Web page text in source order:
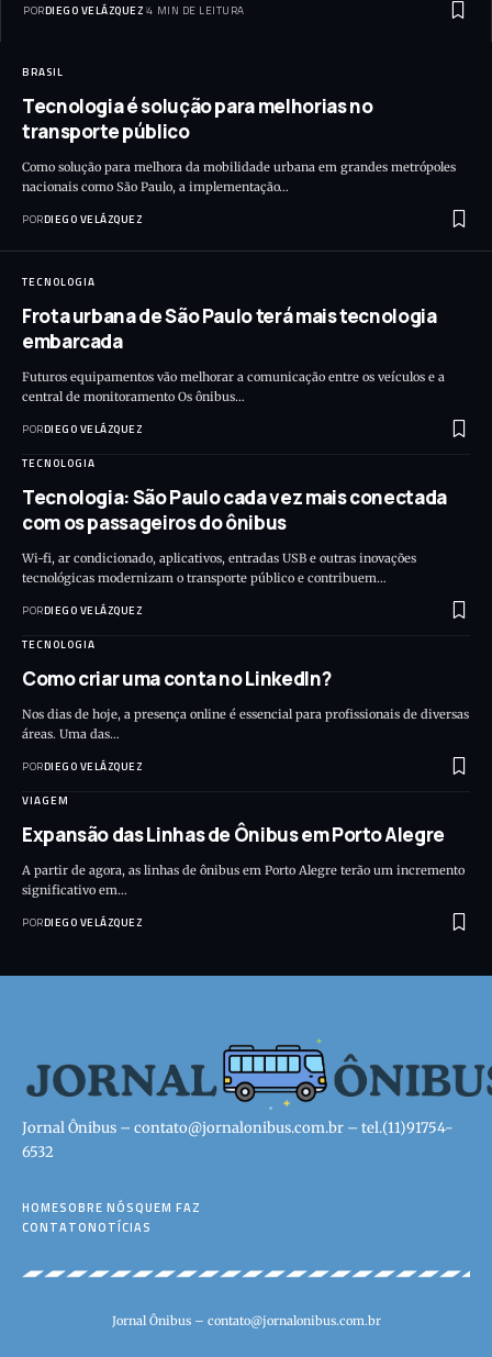
PORDIEGO VELÁZQUEZ 4 MIN DE LEITURA
BRASIL
Tecnologia é solução para melhorias no
transporte público
Como solução para melhora da mobilidade urbana em grandes metrópoles
nacionais como São Paulo, a implementação…
PORDIEGO VELÁZQUEZ
TECNOLOGIA
Frota urbana de São Paulo terá mais tecnologia
embarcada
Futuros equipamentos vão melhorar a comunicação entre os veículos e a
central de monitoramento Os ônibus…
PORDIEGO VELÁZQUEZ
TECNOLOGIA
Tecnologia: São Paulo cada vez mais conectada
com os passageiros do ônibus
Wi-fi, ar condicionado, aplicativos, entradas USB e outras inovações
tecnológicas modernizam o transporte público e contribuem…
PORDIEGO VELÁZQUEZ
TECNOLOGIA
Como criar uma conta no LinkedIn?
Nos dias de hoje, a presença online é essencial para profissionais de diversas
áreas. Uma das…
PORDIEGO VELÁZQUEZ
VIAGEM
Expansão das Linhas de Ônibus em Porto Alegre
A partir de agora, as linhas de ônibus em Porto Alegre terão um incremento
significativo em…
PORDIEGO VELÁZQUEZ
Jornal Ônibus – contato@jornalonibus.com.br – tel.(11)91754-
6532
HOMESOBRE NÓSQUEM FAZ
CONTATONOTÍCIAS
Jornal Ônibus – contato@jornalonibus.com.br